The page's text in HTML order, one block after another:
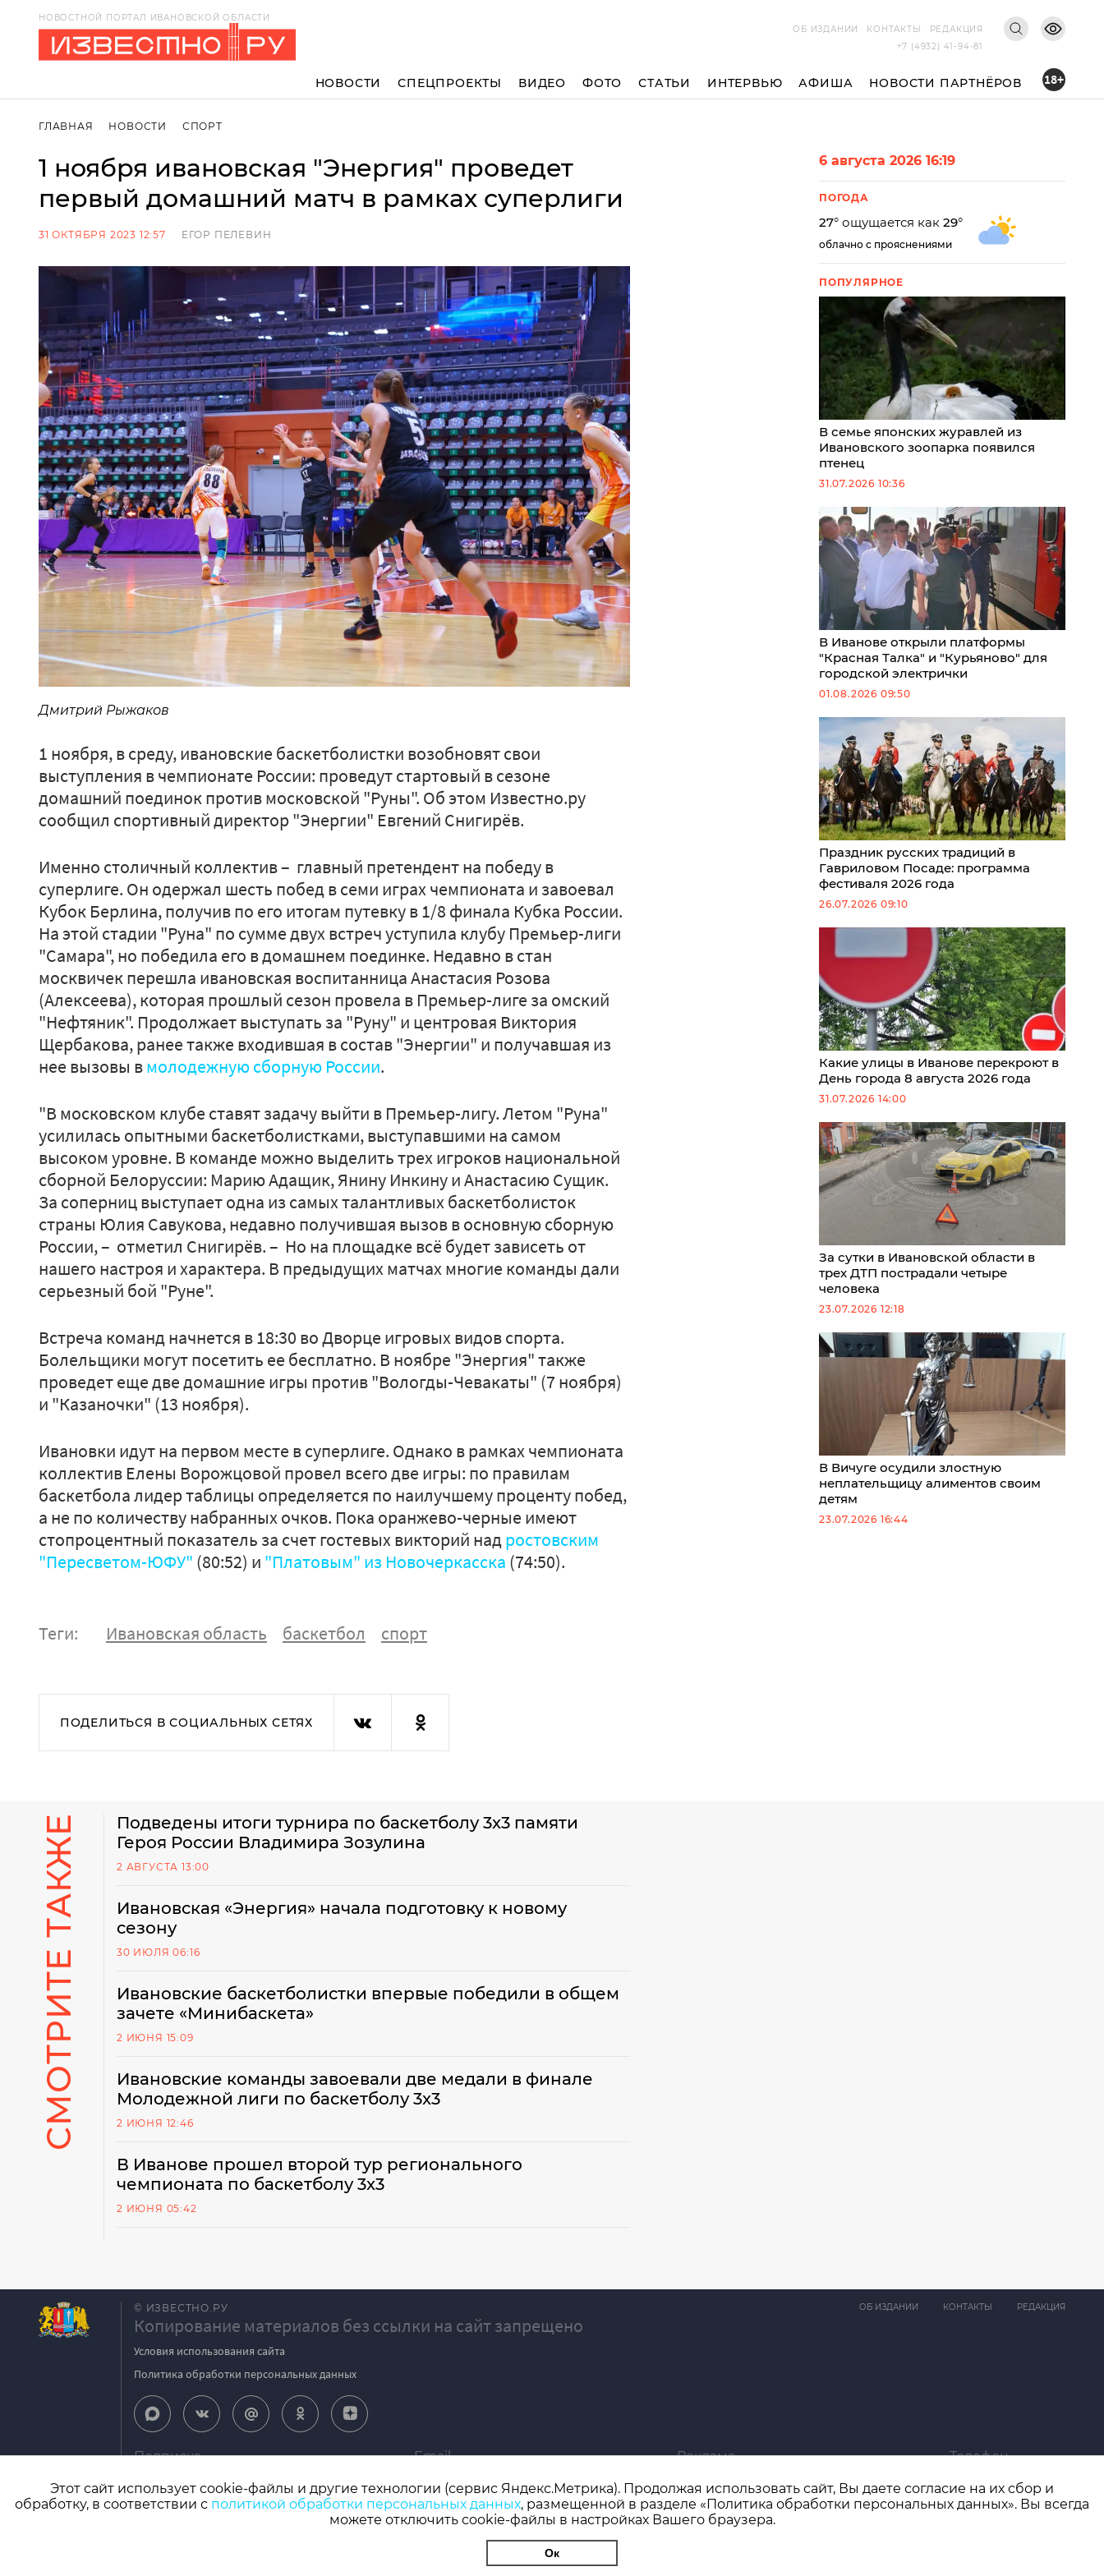
НОВОСТНОЙ ПОРТАЛ ИВАНОВСКОЙ ОБЛАСТИ
ОБ ИЗДАНИИ
КОНТАКТЫ
РЕДАКЦИЯ
+7 (4932) 41-94-81
НОВОСТИ СПЕЦПРОЕКТЫ ВИДЕО ФОТО СТАТЬИ ИНТЕРВЬЮ АФИША НОВОСТИ ПАРТНЁРОВ 18+
ГЛАВНАЯ НОВОСТИ СПОРТ
1 ноября ивановская "Энергия" проведет
первый домашний матч в рамках суперлиги
31 ОКТЯБРЯ 2023 12:57 ЕГОР ПЕЛЕВИН
Дмитрий Рыжаков
1 ноября, в среду, ивановские баскетболистки возобновят свои
выступления в чемпионате России: проведут стартовый в сезоне
домашний поединок против московской "Руны". Об этом Известно.ру
сообщил спортивный директор "Энергии" Евгений Снигирёв.
Именно столичный коллектив – главный претендент на победу в
суперлиге. Он одержал шесть побед в семи играх чемпионата и завоевал
Кубок Берлина, получив по его итогам путевку в 1/8 финала Кубка России.
На этой стадии "Руна" по сумме двух встреч уступила клубу Премьер-лиги
"Самара", но победила его в домашнем поединке. Недавно в стан
москвичек перешла ивановская воспитанница Анастасия Розова
(Алексеева), которая прошлый сезон провела в Премьер-лиге за омский
"Нефтяник". Продолжает выступать за "Руну" и центровая Виктория
Щербакова, ранее также входившая в состав "Энергии" и получавшая из
нее вызовы вмолодежную сборную России.
"В московском клубе ставят задачу выйти в Премьер-лигу. Летом "Руна"
усилилась опытными баскетболистками, выступавшими на самом
высоком уровне. В команде можно выделить трех игроков национальной
сборной Белоруссии: Марию Адащик, Янину Инкину и Анастасию Сущик.
За соперниц выступает одна из самых талантливых баскетболисток
страны Юлия Савукова, недавно получившая вызов в основную сборную
России, – отметил Снигирёв. – Но на площадке всё будет зависеть от
нашего настроя и характера. В предыдущих матчах многие команды дали
серьезный бой "Руне".
Встреча команд начнется в 18:30 во Дворце игровых видов спорта.
Болельщики могут посетить ее бесплатно. В ноябре "Энергия" также
проведет еще две домашние игры против "Вологды-Чевакаты" (7 ноября)
и "Казаночки" (13 ноября).
Ивановки идут на первом месте в суперлиге. Однако в рамках чемпионата
коллектив Елены Ворожцовой провел всего две игры: по правилам
баскетбола лидер таблицы определяется по наилучшему проценту побед,
а не по количеству набранных очков. Пока оранжево-черные имеют
стопроцентный показатель за счет гостевых викторий надростовским
"Пересветом-ЮФУ" (80:52) и "Платовым" из Новочеркасска (74:50).
Теги: Ивановская область баскетбол спорт
ПОДЕЛИТЬСЯ В СОЦИАЛЬНЫХ СЕТЯХ
6 августа 2026 16:19
ПОГОДА
27° ощущается как 29°
облачно с прояснениями
ПОПУЛЯРНОЕ
В семье японских журавлей из
Ивановского зоопарка появился
птенец
31.07.2026 10:36
В Иванове открыли платформы
"Красная Талка" и "Курьяново" для
городской электрички
01.08.2026 09:50
Праздник русских традиций в
Гавриловом Посаде: программа
фестиваля 2026 года
26.07.2026 09:10
Какие улицы в Иванове перекроют в
День города 8 августа 2026 года
31.07.2026 14:00
За сутки в Ивановской области в
трех ДТП пострадали четыре
человека
23.07.2026 12:18
В Вичуге осудили злостную
неплательщицу алиментов своим
детям
23.07.2026 16:44
СМОТРИТЕ ТАКЖЕ
Подведены итоги турнира по баскетболу 3x3 памяти
Героя России Владимира Зозулина
2 АВГУСТА 13:00
Ивановская «Энергия» начала подготовку к новому
сезону
30 ИЮЛЯ 06:16
Ивановские баскетболистки впервые победили в общем
зачете «Минибаскета»
2 ИЮНЯ 15:09
Ивановские команды завоевали две медали в финале
Молодежной лиги по баскетболу 3x3
2 ИЮНЯ 12:46
В Иванове прошел второй тур регионального
чемпионата по баскетболу 3x3
2 ИЮНЯ 05:42
© ИЗВЕСТНО.РУ
Копирование материалов без ссылки на сайт запрещено
Условия использования сайта
Политика обработки персональных данных
ОБ ИЗДАНИИ КОНТАКТЫ РЕДАКЦИЯ
Подписка
Email
Реклама
Телефон
СМИ: Izvestno.ru. Реестровая запись 08.11.2019 серия ЭЛ № ФС 77 - 77192, зарегистрировано Роскомнадзором
Этот сайт использует cookie-файлы и другие технологии (сервис Яндекс.Метрика). Продолжая использовать сайт, Вы даете согласие на их сбор и
обработку, в соответствии с политикой обработки персональных данных, размещенной в разделе «Политика обработки персональных данных». Вы всегда
можете отключить cookie-файлы в настройках Вашего браузера.
Ок